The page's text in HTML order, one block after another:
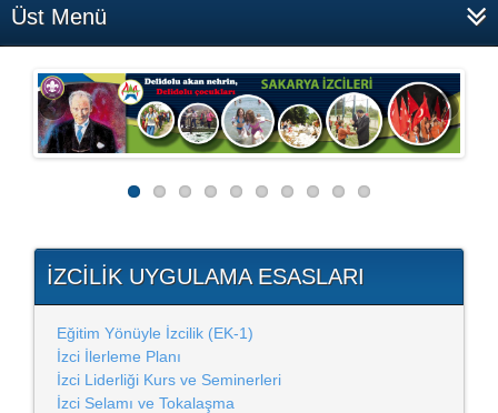
Üst Menü
İZCILIK UYGULAMA ESASLARI
Eğitim Yönüyle İzcilik (EK-1)
İzci İlerleme Planı
İzci Liderliği Kurs ve Seminerleri
İzci Selamı ve Tokalaşma